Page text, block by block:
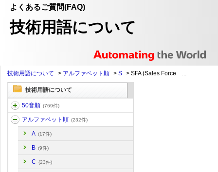
よくあるご質問(FAQ)
技術用語について
技術用語について > アルファベット順 > S > SFA (Sales Force ...
技術用語について
50音順 (769件)
アルファベット順 (232件)
A (17件)
B (9件)
C (23件)